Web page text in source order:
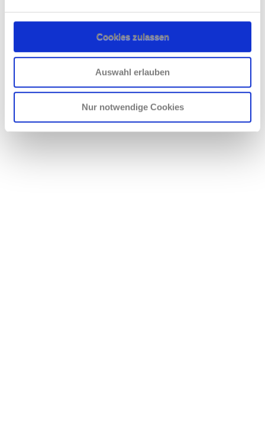
Cookies zulassen
Auswahl erlauben
Nur notwendige Cookies